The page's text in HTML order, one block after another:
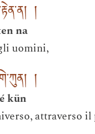
།
na
uomini,
།
kün
attraverso il